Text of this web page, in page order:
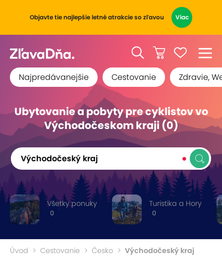
Objavte tie najlepšie letné atrakcie so zľavou Viac
Najpredávanejšie Cestovanie Zdravie,
Ubytovanie a pobyty pre cyklistov vo
Východočeskom kraji (0)
Východočeský kraj
0
Všetky ponuky
0
Turistika a Hory
Úvod Cestovanie Česko Východočeský kraj